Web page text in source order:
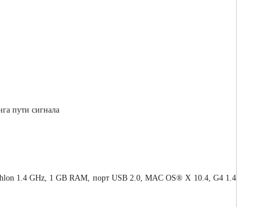
пути сигнала
1.4 GHz, 1 GB RAM, порт USB 2.0, MAC OS® X 10.4, G4 1.4